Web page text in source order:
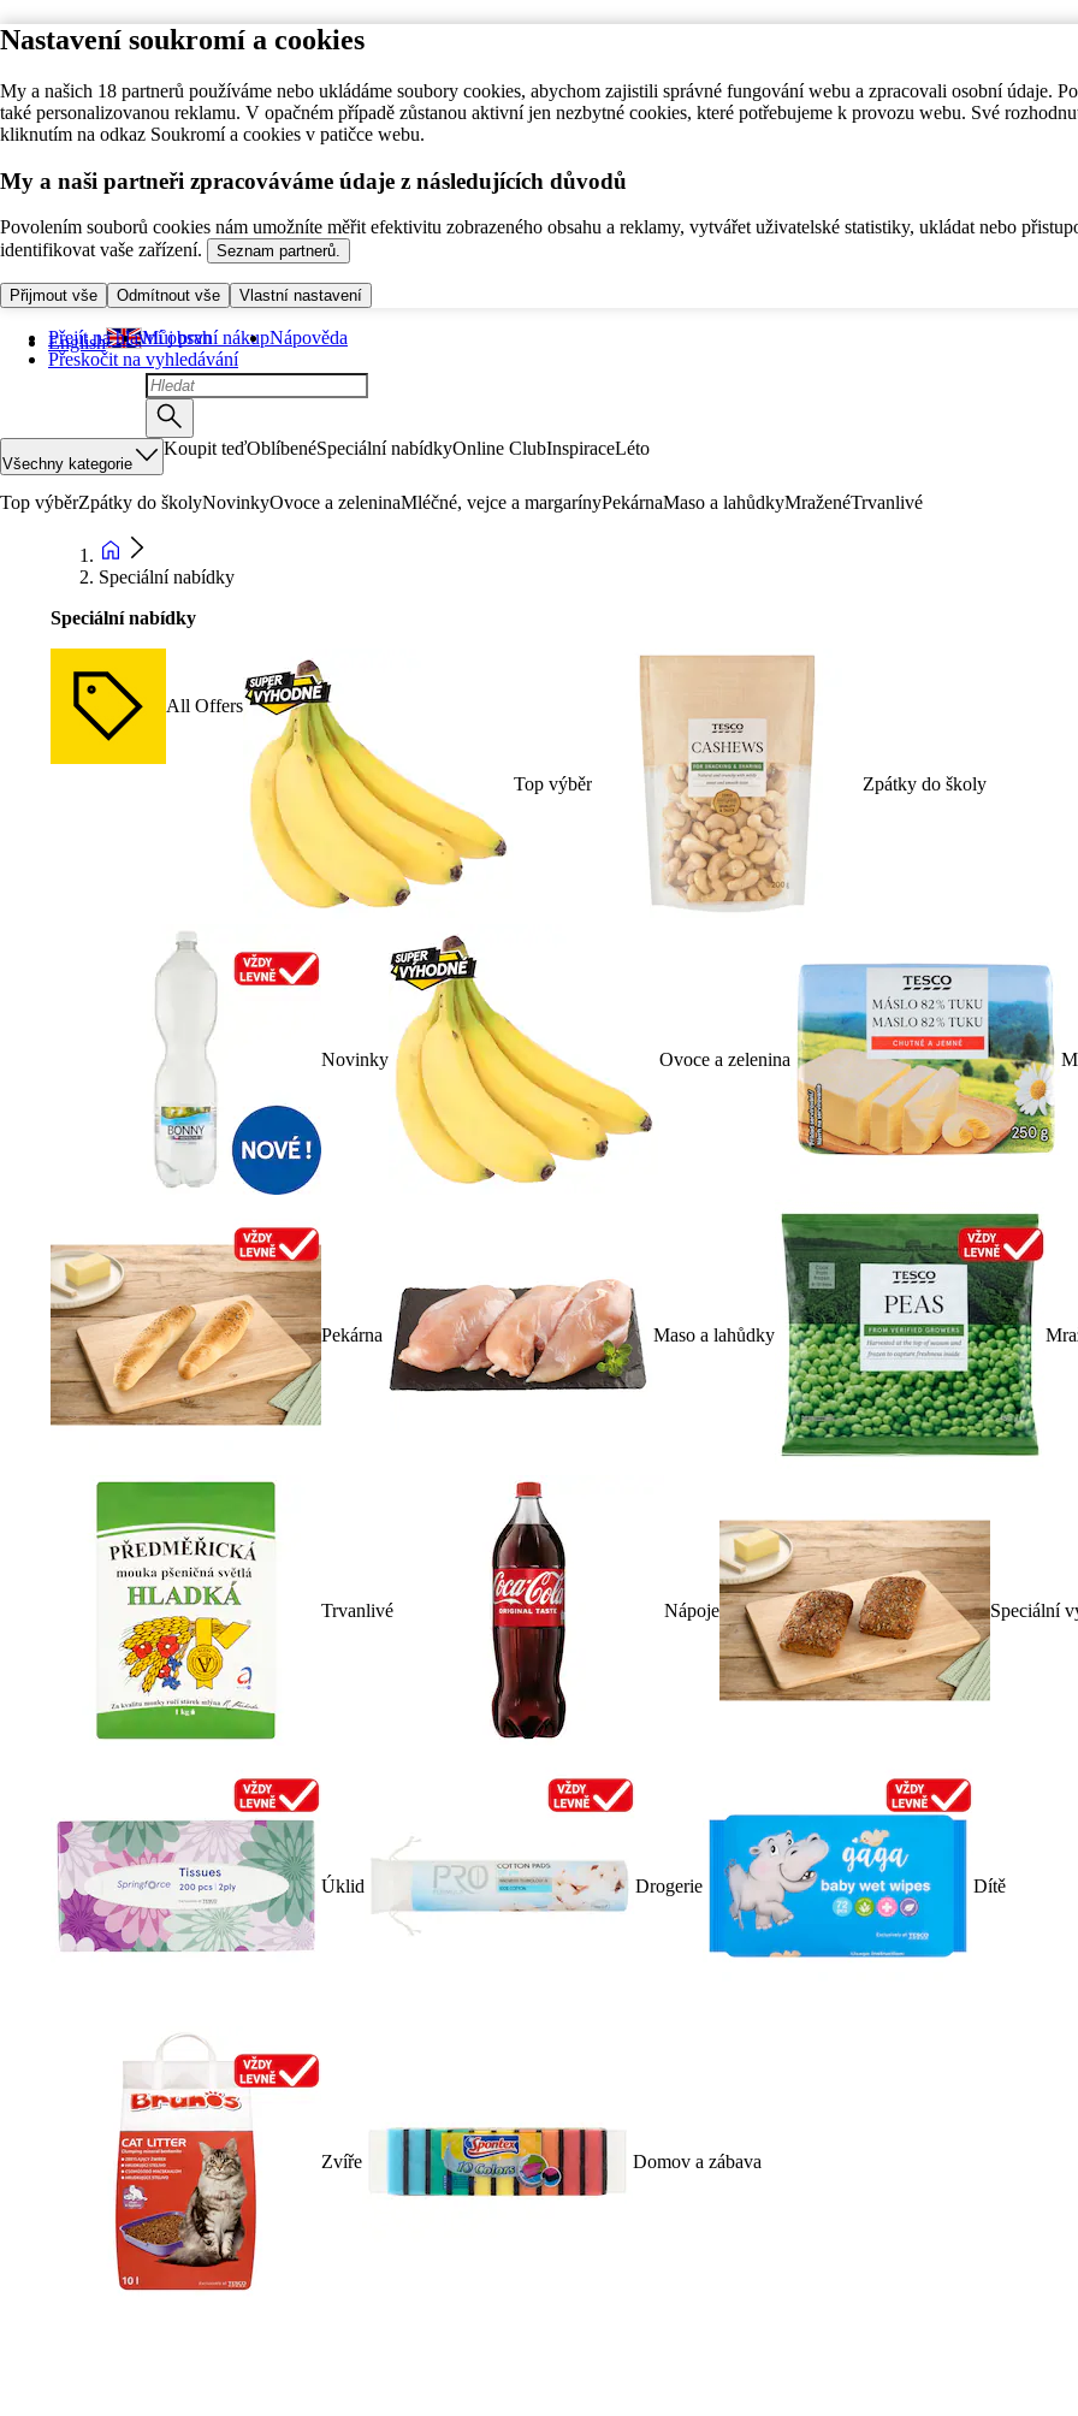
Nastavení soukromí a cookies
My a našich 18 partnerů používáme nebo ukládáme soubory cookies, abychom zajistili správné fungování webu a zpracovali osobní údaje.
také personalizovanou reklamu. V opačném případě zůstanou aktivní jen nezbytné cookies, které potřebujeme k provozu webu. Své
kliknutím na odkaz Soukromí a cookies v patičce webu.
My a naši partneři zpracováváme údaje z následujících důvodů
Povolením souborů cookies nám umožníte měřit efektivitu zobrazeného obsahu a reklamy, vytvářet uživatelské statistiky, ukládat nebo
identifikovat vaše zařízení.
Seznam partnerů.
Přijmout vše Odmítnout vše Vlastní nastavení
Přejít na hlavní obsah
Přeskočit na vyhledávání
English Můj první nákupNápověda
Všechny kategorie
Koupit teďOblíbenéSpeciální nabídkyOnline ClubInspiraceLéto
Top výběrZpátky do školyNovinkyOvoce a zeleninaMléčné, vejce a margarínyPekárnaMaso a lahůdkyMraženéTrvanlivé
Speciální nabídky
Speciální nabídky
All Offers
Top výběr Zpátky do školy
Novinky Ovoce a zelenina
Pekárna Maso a lahůdky
Trvanlivé Nápoje Speciální
Úklid Drogerie Dítě
Zvíře Domov a zábava